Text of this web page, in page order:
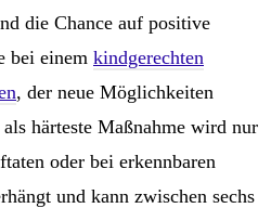
die Chance auf positive
bei einem kindgerechten
, der neue Möglichkeiten
härteste Maßnahme wird nur
oder bei erkennbaren
und kann zwischen sechs